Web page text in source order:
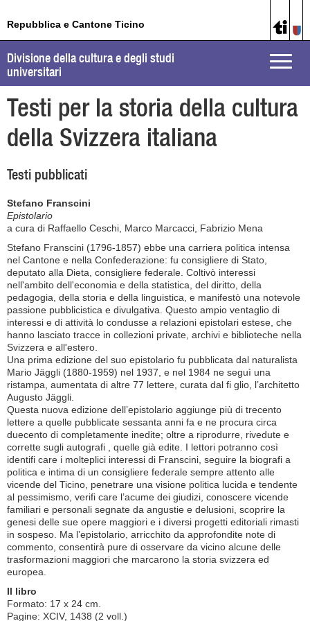
Repubblica e Cantone Ticino
Toggle
Divisione della cultura e degli studi
universitari
Testi per la storia della cultura
della Svizzera italiana
Testi pubblicati
Stefano Franscini
Epistolario
a cura di Raffaello Ceschi, Marco Marcacci, Fabrizio Mena
Stefano Franscini (1796-1857) ebbe una carriera politica intensa
nel Cantone e nella Confederazione: fu consigliere di Stato,
deputato alla Dieta, consigliere federale. Coltivò interessi
nell'ambito dell'economia e della statistica, del diritto, della
pedagogia, della storia e della linguistica, e manifestò una notevole
passione pubblicistica e divulgativa. Questo ampio ventaglio di
interessi e di attività lo condusse a relazioni epistolari estese, che
hanno lasciato tracce in collezioni private, archivi e biblioteche nella
Svizzera e all'estero.
Una prima edizione del suo epistolario fu pubblicata dal naturalista
Mario Jäggli (1880-1959) nel 1937, e nel 1984 ne seguì una
ristampa, aumentata di altre 77 lettere, curata dal fi glio, l’architetto
Augusto Jäggli.
Questa nuova edizione dell’epistolario aggiunge più di trecento
lettere a quelle pubblicate sessanta anni fa e ne procura circa
duecento di completamente inedite; oltre a riprodurre, rivedute e
corrette sugli autografi , quelle già edite. I lettori potranno così
identifi care i molteplici interessi di Franscini, seguire la biografi a
politica e intima di un consigliere federale sempre attento alle
vicende del Ticino, penetrare una visione politica lucida e tendente
al pessimismo, verifi care l’acume dei giudizi, conoscere vicende
familiari e personali segnate da angustie e delusioni, scoprire la
genesi delle sue opere maggiori e i diversi progetti editoriali rimasti
in sospeso. Ma l’epistolario, arricchito da approfondite note di
commento, consentirà pure di osservare da vicino alcune delle
trasformazioni maggiori che marcarono la storia svizzera ed
europea.
Il libro
Formato: 17 x 24 cm.
Pagine: XCIV, 1438 (2 voll.)